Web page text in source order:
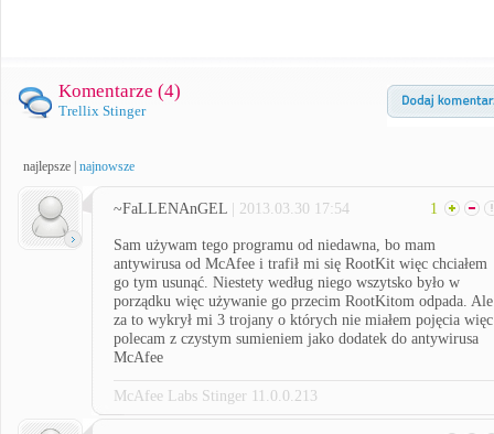
Komentarze (4)
Trellix Stinger
najlepsze najnowsze
~FaLLENAnGEL | 2013.03.30 17:54 1
Sam używam tego programu od niedawna, bo mam
antywirusa od McAfee i trafił mi się RootKit więc chciałem
go tym usunąć. Niestety według niego wszytsko było w
porządku więc używanie go przecim RootKitom odpada. Ale
za to wykrył mi 3 trojany o których nie miałem pojęcia więc
polecam z czystym sumieniem jako dodatek do antywirusa
McAfee
McAfee Labs Stinger 11.0.0.213